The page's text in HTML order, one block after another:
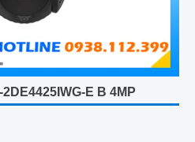
E B 4MP